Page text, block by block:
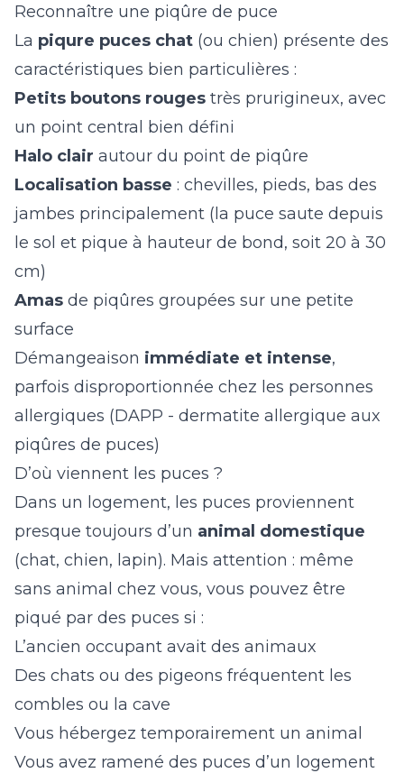
Reconnaître une piqûre de puce
La piqure puces chat (ou chien) présente des
caractéristiques bien particulières :
Petits boutons rouges très prurigineux, avec
un point central bien défini
Halo clair autour du point de piqûre
Localisation basse : chevilles, pieds, bas des
jambes principalement (la puce saute depuis
le sol et pique à hauteur de bond, soit 20 à 30
cm)
Amas de piqûres groupées sur une petite
surface
Démangeaison immédiate et intense,
parfois disproportionnée chez les personnes
allergiques (DAPP - dermatite allergique aux
piqûres de puces)
D’où viennent les puces ?
Dans un logement, les puces proviennent
presque toujours d’un animal domestique
(chat, chien, lapin). Mais attention : même
sans animal chez vous, vous pouvez être
piqué par des puces si :
L’ancien occupant avait des animaux
Des chats ou des pigeons fréquentent les
combles ou la cave
Vous hébergez temporairement un animal
Vous avez ramené des puces d’un logement